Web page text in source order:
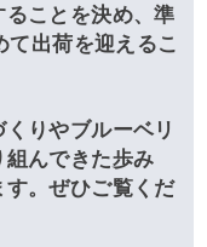
ことを決め、準
て出荷を迎えるこ
りやブルーベリ
んできた歩み
。ぜひご覧くだ